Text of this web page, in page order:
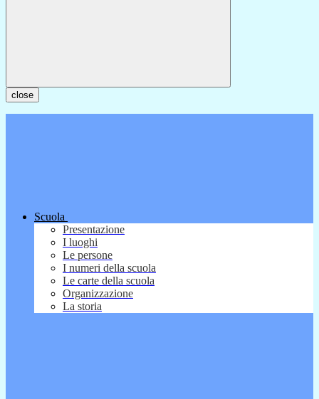
close
Scuola
Presentazione
I luoghi
Le persone
I numeri della scuola
Le carte della scuola
Organizzazione
La storia